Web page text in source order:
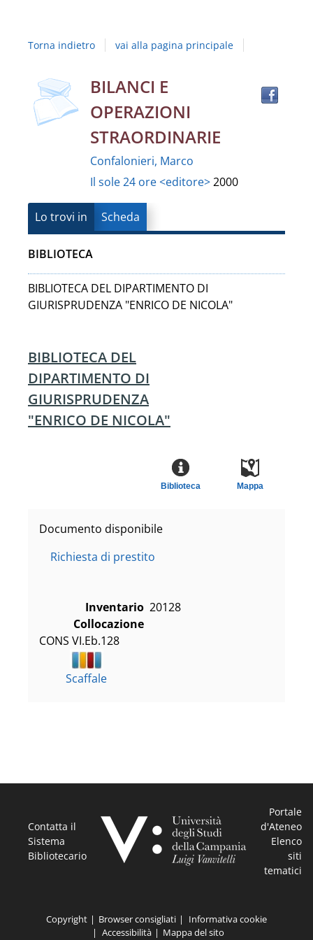
Campania
Vanvitelli"
Torna indietro vai alla pagina principale
Dettaglio
del
documento
copertina
BILANCI E
OPERAZIONI
STRAORDINARIE
Confalonieri, Marco
Il sole 24 ore <editore>2000
Lo trovi in Scheda
BIBLIOTECA
BIBLIOTECA DEL DIPARTIMENTO DI
GIURISPRUDENZA "ENRICO DE NICOLA"
BIBLIOTECA DEL
DIPARTIMENTO DI
GIURISPRUDENZA
"ENRICO DE NICOLA"
Mappa
Biblioteca
Documento disponibile
Richiesta di prestito
Inventario 20128
Collocazione
CONS VI.Eb.128
Scaffale
Contatta il
Sistema
Bibliotecario
Portale
d'Ateneo
Elenco
siti
tematici
Copyright Browser consigliati
Informativa cookie
Accessibilità
Mappa del sito